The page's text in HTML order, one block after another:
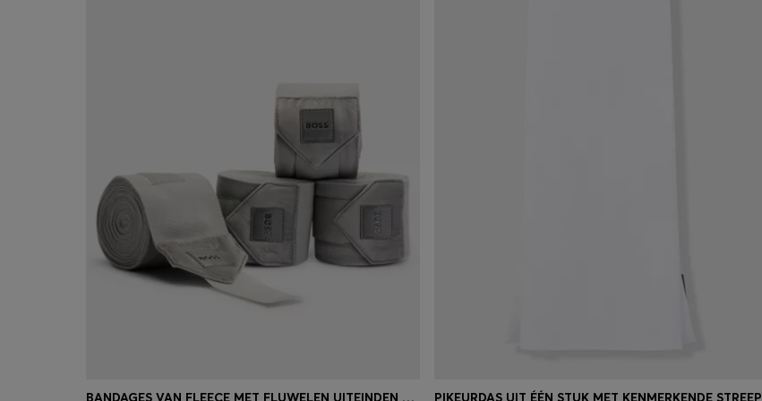
BANDAGES VAN FLEECE MET FLUWELEN UITEINDEN VOOR DE RUITERSPORT PIKEURDAS UIT ÉÉN STUK MET KENMERKENDE STREEP